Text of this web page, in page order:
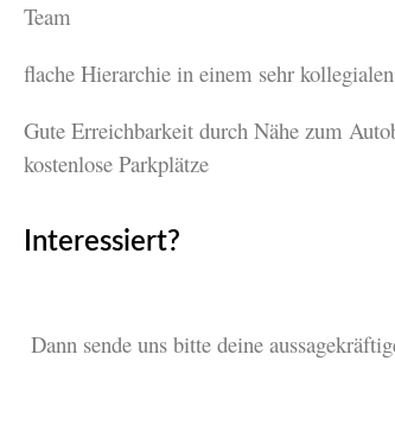
Team
flache Hierarchie in einem sehr
Gute Erreichbarkeit durch Nähe zum
kostenlose Parkplätze
Interessiert?
Dann sende uns bitte deine